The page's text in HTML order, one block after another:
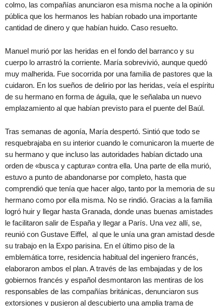
colmo, las compañías anunciaron esa misma noche a la opinión
pública que los hermanos les habían robado una importante
cantidad de dinero y que habían huido. Caso resuelto.
Manuel murió por las heridas en el fondo del barranco y su
cuerpo lo arrastró la corriente. María sobrevivió, aunque quedó
muy malherida. Fue socorrida por una familia de pastores que la
cuidaron. En los sueños de delirio por las heridas, veía el espíritu
de su hermano en forma de águila, que le señalaba un nuevo
emplazamiento al que habían previsto para el puente del Baúl.
Tras semanas de agonía, María despertó. Sintió que todo se
resquebrajaba en su interior cuando le comunicaron la muerte de
su hermano y que incluso las autoridades habían dictado una
orden de «busca y captura» contra ella. Una parte de ella murió,
estuvo a punto de abandonarse por completo, hasta que
comprendió que tenía que hacer algo, tanto por la memoria de su
hermano como por ella misma. No se rindió. Gracias a la familia
logró huir y llegar hasta Granada, donde unas buenas amistades
le facilitaron salir de España y llegar a París. Una vez allí, se,
reunió con Gustave Eiffel, al que le unía una gran amistad desde
su trabajo en la Expo parisina. En el último piso de la
emblemática torre, residencia habitual del ingeniero francés,
elaboraron ambos el plan. A través de las embajadas y de los
gobiernos francés y español desmontaron las mentiras de los
responsables de las compañías británicas, denunciaron sus
extorsiones y pusieron al descubierto una amplia trama de